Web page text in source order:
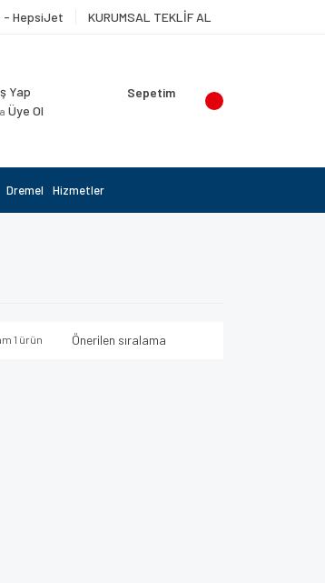
- HepsiJet KURUMSAL TEKLİF AL
Yap
Üye Ol
Sepetim
Dremel Hizmetler
1 ürün